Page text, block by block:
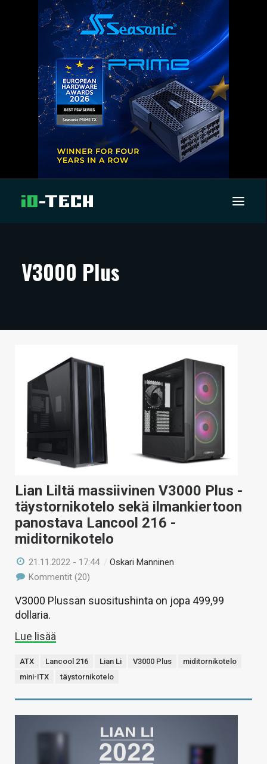
ARTIKKELIT
TECHBBS
HINTA.FI
KAUPPA
VAIHDA TEEMA
HAKU
V3000 Plus
Lian Liltä massiivinen V3000 Plus -
täystornikotelo sekä ilmankiertoon
panostava Lancool 216 -
miditornikotelo
21.11.2022 - 17:44 /Oskari Manninen
Kommentit (20)
V3000 Plussan suositushinta on jopa 499,99
dollaria.
Lue lisää
ATX Lancool 216 Lian Li V3000 Plus
miditornikotelo
mini-ITX
täystornikotelo